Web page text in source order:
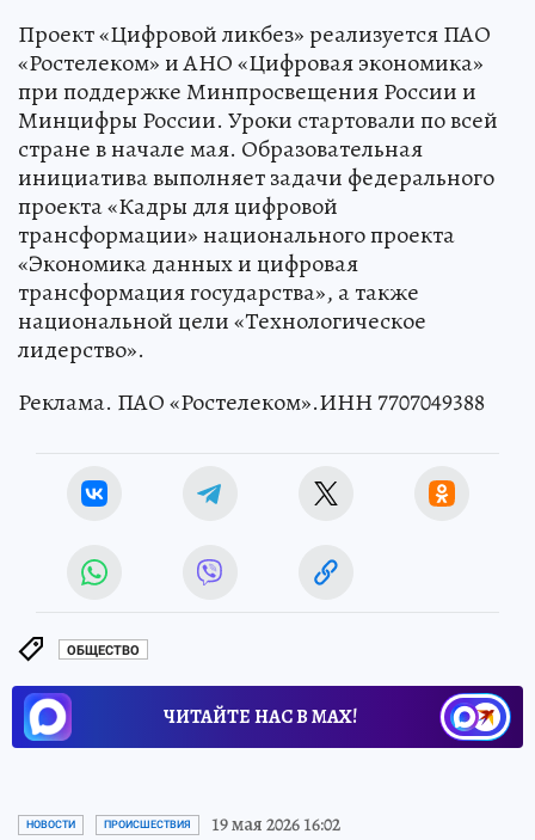
Проект «Цифровой ликбез» реализуется ПАО
«Ростелеком» и АНО «Цифровая экономика»
при поддержке Минпросвещения России и
Минцифры России. Уроки стартовали по всей
стране в начале мая. Образовательная
инициатива выполняет задачи федерального
проекта «Кадры для цифровой
трансформации» национального проекта
«Экономика данных и цифровая
трансформация государства», а также
национальной цели «Технологическое
лидерство».
Реклама. ПАО «Ростелеком».ИНН 7707049388
ОБЩЕСТВО
ЧИТАЙТЕ НАС В МАХ!
НОВОСТИ ПРОИСШЕСТВИЯ 19 мая 2026 16:02